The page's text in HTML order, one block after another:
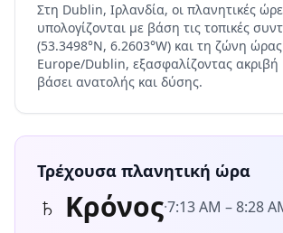
Στη Dublin, Ιρλανδία, οι πλανητικές
υπολογίζονται με βάση τις τοπικές
(53.3498°N, 6.2603°W) και τη ζώνη ώρας
Europe/Dublin, εξασφαλίζοντας ακριβή
βάσει ανατολής και δύσης.
Τρέχουσα πλανητική ώρα
♄ Κρόνος·7:13 AM –8:28